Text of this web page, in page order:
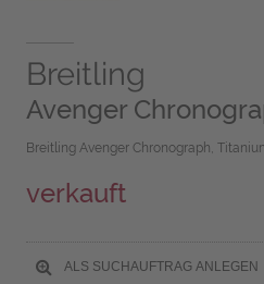
Breitling
Avenger
Breitling Avenger Chronograph,
verkauft
ALS SUCHAUFTRAG ANLEGEN